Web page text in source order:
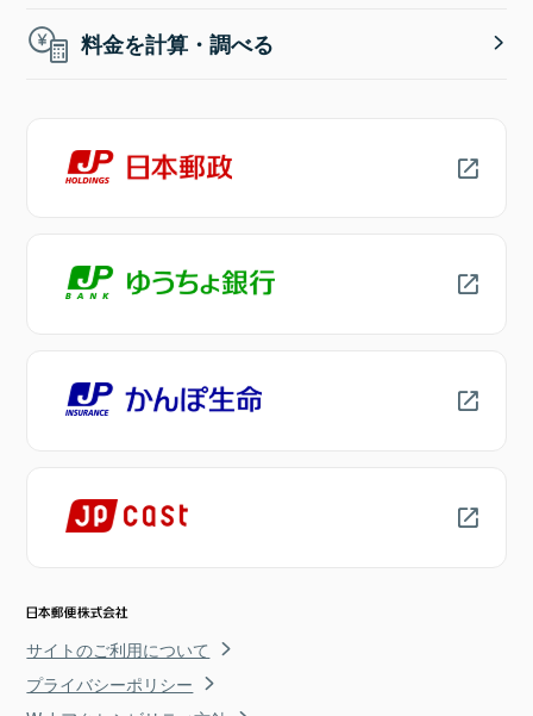
料金を計算・調べる
サイトのご利用について
プライバシーポリシー